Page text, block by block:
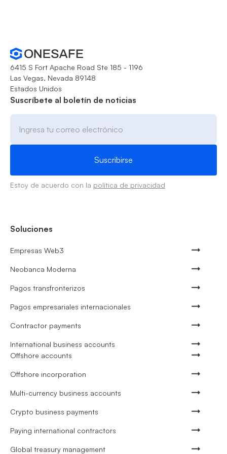
6415 S Fort Apache Road Ste 185 - 1196
Las Vegas, Nevada 89148
Estados Unidos
Suscríbete al boletín de noticias
Estoy de acuerdo con la política de privacidad
Soluciones
Empresas Web3
Neobanca Moderna
Pagos transfronterizos
Pagos empresariales internacionales
Contractor payments
International business accounts
Offshore accounts
Offshore incorporation
Multi-currency business accounts
Crypto business payments
Paying international contractors
Global treasury management